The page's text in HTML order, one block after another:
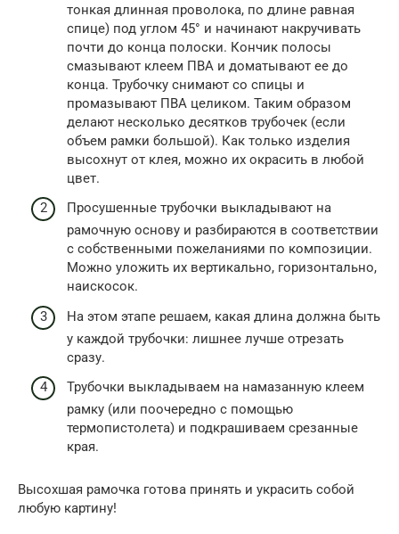
тонкая длинная проволока, по длине равная
спице) под углом 45° и начинают накручивать
почти до конца полоски. Кончик полосы
смазывают клеем ПВА и доматывают ее до
конца. Трубочку снимают со спицы и
промазывают ПВА целиком. Таким образом
делают несколько десятков трубочек (если
объем рамки большой). Как только изделия
высохнут от клея, можно их окрасить в любой
цвет.
Просушенные трубочки выкладывают на
рамочную основу и разбираются в соответствии
с собственными пожеланиями по композиции.
Можно уложить их вертикально, горизонтально,
наискосок.
На этом этапе решаем, какая длина должна быть
у каждой трубочки: лишнее лучше отрезать
сразу.
Трубочки выкладываем на намазанную клеем
рамку (или поочередно с помощью
термопистолета) и подкрашиваем срезанные
края.
Высохшая рамочка готова принять и украсить собой
любую картину!